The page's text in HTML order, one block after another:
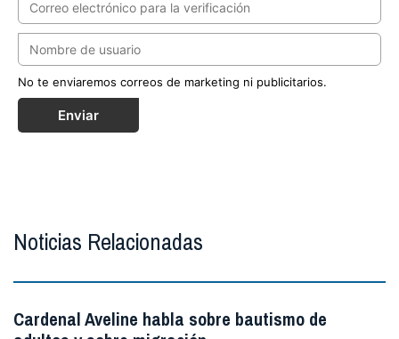
No te enviaremos correos de marketing ni publicitarios.
Enviar
Noticias Relacionadas
Cardenal Aveline habla sobre bautismo de